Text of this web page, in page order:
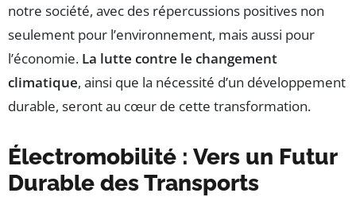
notre société, avec des répercussions positives non
seulement pour l’environnement, mais aussi pour
l’économie. La lutte contre le changement
climatique, ainsi que la nécessité d’un développement
durable, seront au cœur de cette transformation.
Électromobilité : Vers un Futur
Durable des Transports